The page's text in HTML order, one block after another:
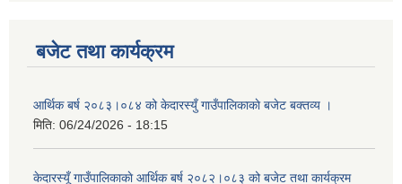
बजेट तथा कार्यक्रम
आर्थिक बर्ष २०८३।०८४ को केदारस्युँ गाउँपालिकाकाे बजेट बक्तव्य ।
मिति: 06/24/2026 - 18:15
केदारस्यूँ गाउँपालिकाकाे आर्थिक बर्ष २०८२।०८३ को बजेट तथा कार्यक्रम